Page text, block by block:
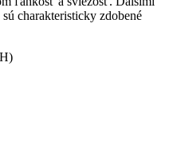
charakteristicky zdobené